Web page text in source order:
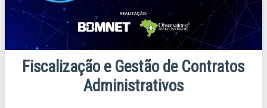
Fiscalização e Gestão de Contratos
Administrativos